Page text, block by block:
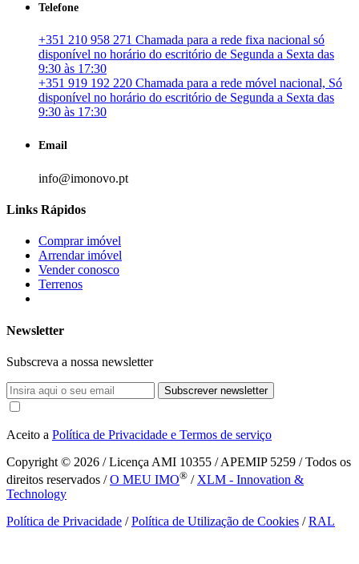
Telefone
+351 210 958 271 Chamada para a rede fixa nacional só
disponível no horário do escritório de Segunda a Sexta das
9:30 às 17:30
+351 919 192 220 Chamada para a rede móvel nacional, Só
disponível no horário do escritório de Segunda a Sexta das
9:30 às 17:30
Email
info@imonovo.pt
Links Rápidos
Comprar imóvel
Arrendar imóvel
Vender conosco
Terrenos
Newsletter
Subscreva a nossa newsletter
Subscrever newsletter
Aceito a Política de Privacidade e Termos de serviço
Copyright © 2026 / Licença AMI 10355 / APEMIP 5259 / Todos os
direitos reservados /O MEU IMO® / XLM - Innovation &
Technology
Política de Privacidade /Política de Utilização de Cookies /RAL